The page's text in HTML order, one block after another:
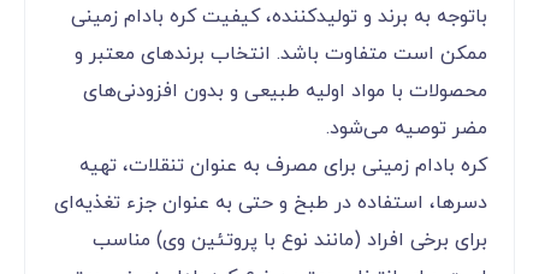
باتوجه به برند و تولیدکننده، کیفیت کره بادام زمینی
ممکن است متفاوت باشد. انتخاب برندهای معتبر و
محصولات با مواد اولیه طبیعی و بدون افزودنی‌های
مضر توصیه می‌شود.
کره بادام زمینی برای مصرف به عنوان تنقلات، تهیه
دسرها، استفاده در طبخ و حتی به عنوان جزء تغذیه‌ای
برای برخی افراد (مانند نوع با پروتئین وی) مناسب